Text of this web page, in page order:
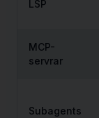
LSP
MCP-
servrar
Subagents